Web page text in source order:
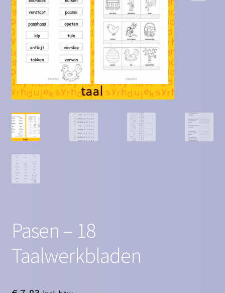
Blog
Contact
Homepagina
Mijn account
Privacy Policy
Winkelmand
Winkel
Pasen – 18
Taalwerkbladen